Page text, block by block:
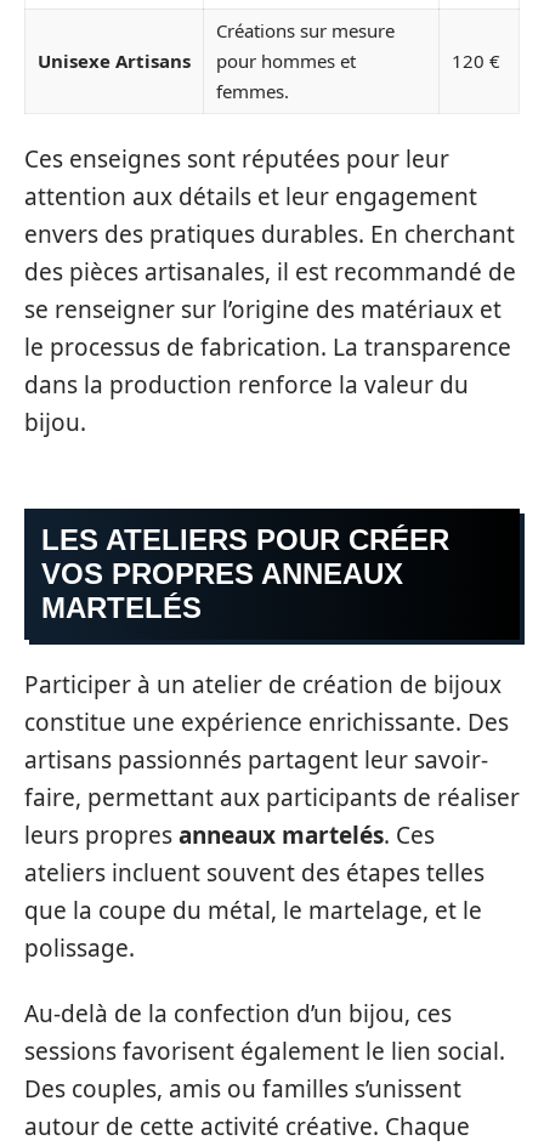
Unisexe Artisans
Créations sur mesure
pour hommes et
femmes.
120 €
Ces enseignes sont réputées pour leur
attention aux détails et leur engagement
envers des pratiques durables. En cherchant
des pièces artisanales, il est recommandé de
se renseigner sur l’origine des matériaux et
le processus de fabrication. La transparence
dans la production renforce la valeur du
bijou.
LES ATELIERS POUR CRÉER
VOS PROPRES ANNEAUX
MARTELÉS
Participer à un atelier de création de bijoux
constitue une expérience enrichissante. Des
artisans passionnés partagent leur savoir-
faire, permettant aux participants de réaliser
leurs propresanneaux martelés. Ces
ateliers incluent souvent des étapes telles
que la coupe du métal, le martelage, et le
polissage.
Au-delà de la confection d’un bijou, ces
sessions favorisent également le lien social.
Des couples, amis ou familles s’unissent
autour de cette activité créative. Chaque